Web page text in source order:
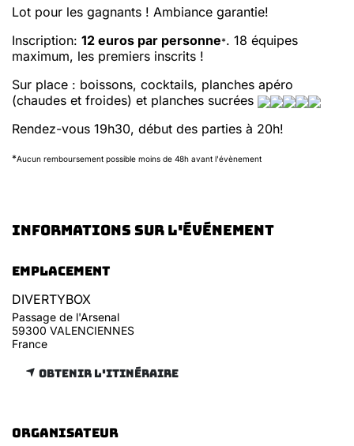
Lot pour les gagnants ! Ambiance garantie!
Inscription: 12 euros par personne*. 18 équipes
maximum, les premiers inscrits !
Sur place : boissons, cocktails, planches apéro
(chaudes et froides) et planches sucrées
Rendez-vous 19h30, début des parties à 20h!
*Aucun remboursement possible moins de 48h avant l'évènement
Informations sur l'événement
Emplacement
DIVERTYBOX
Passage de l'Arsenal
59300 VALENCIENNES
France
Obtenir l'itinéraire
Organisateur